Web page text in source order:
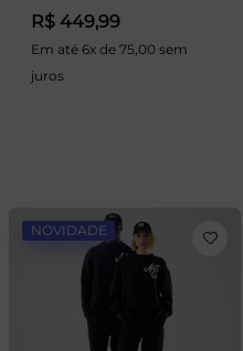
R$ 449,99
Em até 6x de 75,00 sem
juros
NOVIDADE